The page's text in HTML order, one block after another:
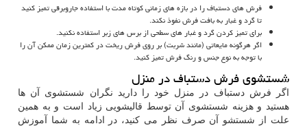
فرش های دستباف را در بازه های زمانی کوتاه مدت با استفاده جاروبرقی تمیز کنید
تا گرد و غبار به بافت فرش نفوذ نکند.
برای تمیز کردن گرد و غبار های سطحی از برس های زبر استفاده نکنید.
اگر هرگونه مایعاتی (مانند شربت) بر روی فرش ریخت در کمترین زمان ممکن آن را
با توجه به نوع جنس و رنگ فرش تمیز کنید.
شستشوی فرش دستباف در منزل
اگر فرش دستباف در منزل خود را دارید نگران شستشوی آن ها
هستید و هزینه شستشوی آن توسط قالیشویی زیاد است و به همین
علت از شستشو آن صرف نظر می کنید، در ادامه به شما آموزش